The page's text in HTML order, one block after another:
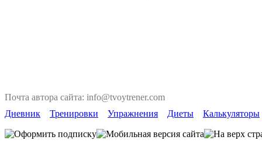
Почта автора сайта: info@tvoytrener.com
Дневник
Тренировки Упражнения Диеты Калькуляторы